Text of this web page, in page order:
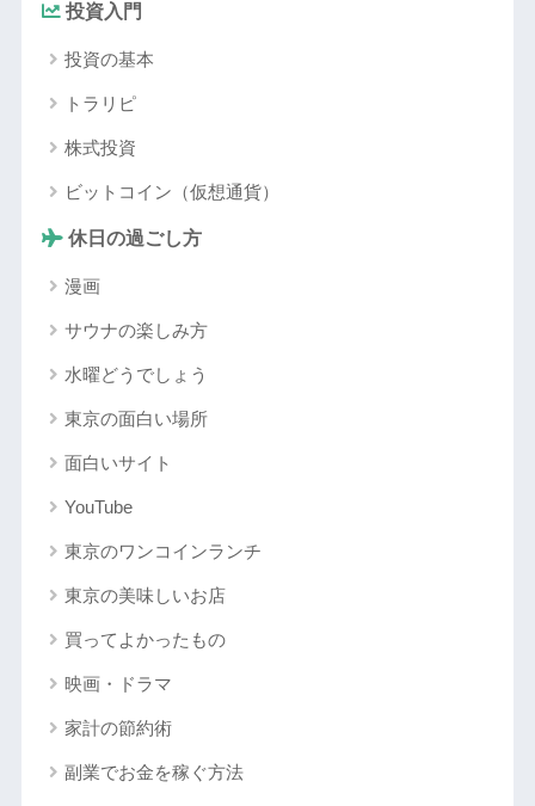
投資入門
投資の基本
トラリピ
株式投資
ビットコイン（仮想通貨）
休日の過ごし方
漫画
サウナの楽しみ方
水曜どうでしょう
東京の面白い場所
面白いサイト
YouTube
東京のワンコインランチ
東京の美味しいお店
買ってよかったもの
映画・ドラマ
家計の節約術
副業でお金を稼ぐ方法